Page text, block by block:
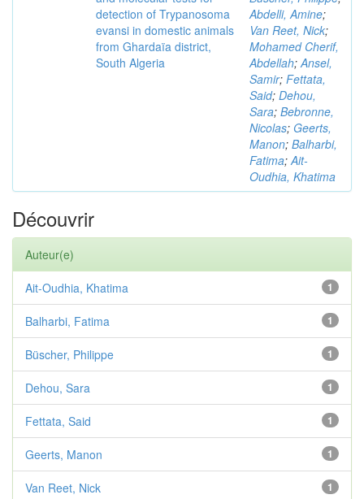
detection of Trypanosoma
evansi in domestic animals
from Ghardaïa district,
South Algeria
Abdelli, Amine;
Van Reet, Nick;
Mohamed Cherif,
Abdellah;Ansel,
Samir; Fettata,
Said; Dehou,
Sara; Bebronne,
Nicolas; Geerts,
Manon; Balharbi,
Fatima;Ait-
Oudhia, Khatima
Découvrir
Auteur(e)
1
Ait-Oudhia, Khatima
1
Balharbi, Fatima
1
Büscher, Philippe
1
Dehou, Sara
1
Fettata, Said
1
Geerts, Manon
1
Van Reet, Nick